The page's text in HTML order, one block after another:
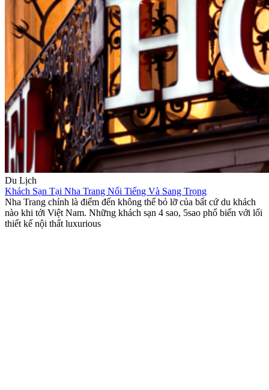
Du Lịch
Khách Sạn Tại Nha Trang Nổi Tiếng Và Sang Trọng
Nha Trang chính là điểm đến không thể bỏ lỡ của bất cứ du khách
nào khi tới Việt Nam. Những khách sạn 4 sao, 5sao phổ biến với lối
thiết kế nội thất luxurious